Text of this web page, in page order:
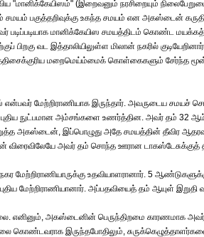
"மானிக்கேயிஸம்" (இறைவனும் நரசிறையும்
சமயம் பகுத்தறிவுக்கு உகந்த சமயம் என அகஸ்டைன்
மானிக்கேயிஸ சமயத்திடம் கொண்ட
பிறகு வட இத்தாலியிலுள்ள மிலான் நகரில்
மறைமெய்ம்மைக் கொள்கைகளும் சேர்ந்த
என்பவர் மேற்றிராணியாக இருந்தார். அவருடைய
நுட்பமான அம்சங்களை உணர்த்தின. அவர் தம் 32 ஆம்
அகஸ்டைன், இப்பொழுது அதே சமயத்தின் தீவிர
அவர் தம் சொந்த ஊரான டாகஸ்டேசுக்குத்
உதவியாளரானார். 5
மேற்றிராணியானார். அப்பதவியைத் தம் ஆயுள் இறுதி
எனினும், அகஸ்டைனின் பெருந்திறமை காரணமாக அவர்
கொண்டவராக இருந்தபோதிலும்,